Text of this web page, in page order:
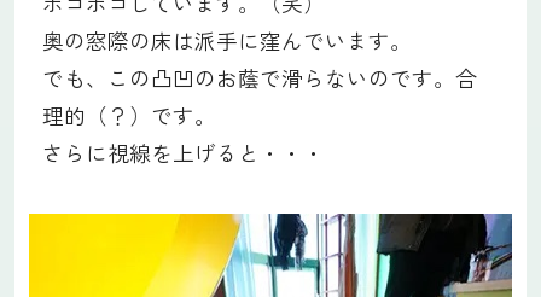
奥の窓際の床は派手に窪んでいます。
でも、この凸凹のお蔭で滑らないのです。合
理的（？）です。
さらに視線を上げると・・・